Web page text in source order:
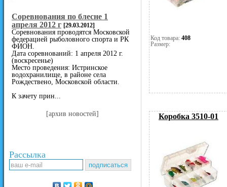
Cоревнования по блесне 1
апреля 2012 г [29.03.2012]
Соревнования проводятся Московской
федерацией рыболовного спорта и РК
ФИОН.
Дата соревнований: 1 апреля 2012 г.
(воскресенье)
Место проведения: Истринское
водохранилище, в районе села
Рождествено, Московской области.
К зачету прин...
[архив новостей]
Рассылка
Код товара: 408
Размер:
Коробка 3510-01